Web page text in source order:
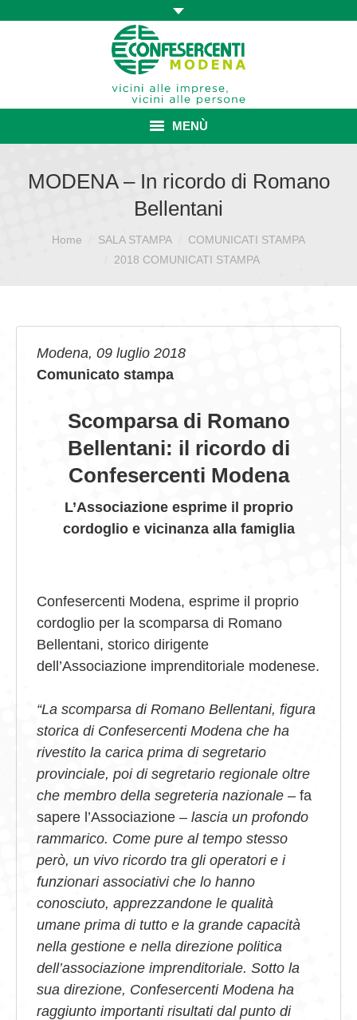
MENÙ
ASSOCIAZIONE
ISCRIZIONE E VANTAGGI
SERVIZI
GIOVEDÌ GASTRONOMICI
COMUNICATI E NEWS
CONTATTI
MODENA – In ricordo di Romano
Bellentani
Sei qui:Home SALA STAMPA
COMUNICATI STAMPA
2018 COMUNICATI STAMPA
Modena, 09 luglio 2018
Comunicato stampa
Scomparsa di Romano
Bellentani: il ricordo di
Confesercenti Modena
L’Associazione esprime il proprio
cordoglio e vicinanza alla famiglia
Confesercenti Modena, esprime il proprio
cordoglio per la scomparsa di Romano
Bellentani, storico dirigente
dell’Associazione imprenditoriale modenese.
“La scomparsa di Romano Bellentani, figura
storica di Confesercenti Modena che ha
rivestito la carica prima di segretario
provinciale, poi di segretario regionale oltre
che membro della segreteria nazionale – fa
sapere l’Associazione – lascia un profondo
rammarico. Come pure al tempo stesso
però, un vivo ricordo tra gli operatori e i
funzionari associativi che lo hanno
conosciuto, apprezzandone le qualità
umane prima di tutto e la grande capacità
nella gestione e nella direzione politica
dell’associazione imprenditoriale. Sotto la
sua direzione, Confesercenti Modena ha
raggiunto importanti risultati dal punto di